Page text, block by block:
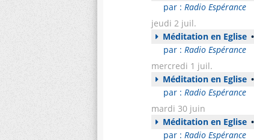
par : Radio Espérance
jeudi 2 juil.
Méditation en Eglise •
par : Radio Espérance
mercredi 1 juil.
Méditation en Eglise •
par : Radio Espérance
mardi 30 juin
Méditation en Eglise •
par : Radio Espérance